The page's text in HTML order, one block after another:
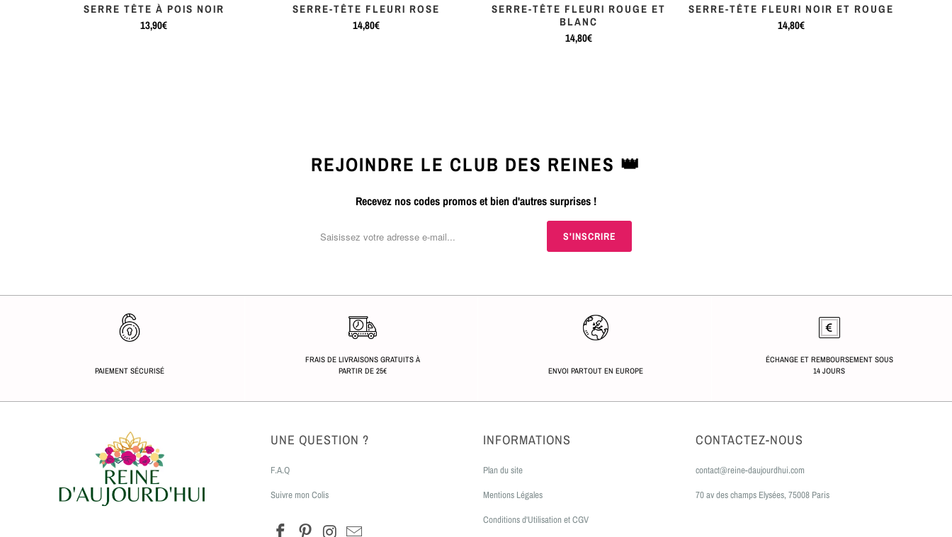
SERRE TÊTE À POIS NOIR
13,90€
SERRE-TÊTE FLEURI ROSE
14,80€
SERRE-TÊTE FLEURI ROUGE ET
BLANC
14,80€
SERRE-TÊTE FLEURI NOIR ET ROUGE
14,80€
REJOINDRE LE CLUB DES REINES 👑
Recevez nos codes promos et bien d'autres surprises !
PAIEMENT SÉCURISÉ
FRAIS DE LIVRAISONS GRATUITS À
PARTIR DE 25€
ENVOI PARTOUT EN EUROPE
ÉCHANGE ET REMBOURSEMENT SOUS
14 JOURS
UNE QUESTION ?
F.A.Q
Suivre mon Colis
INFORMATIONS
Plan du site
Mentions Légales
Conditions d'Utilisation et CGV
CONTACTEZ-NOUS
contact@reine-daujourdhui.com
70 av des champs Elysées, 75008 Paris